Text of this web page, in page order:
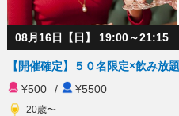
08月16日【日】 19:00～21:15
【開催確定】５０名限定×飲み放
¥500
/ ¥5500
20歳〜